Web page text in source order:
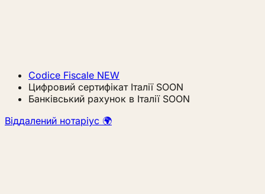
Codice Fiscale NEW
Цифровий сертифікат Італії SOON
Банківський рахунок в Італії SOON
Віддалений нотаріус 🌍